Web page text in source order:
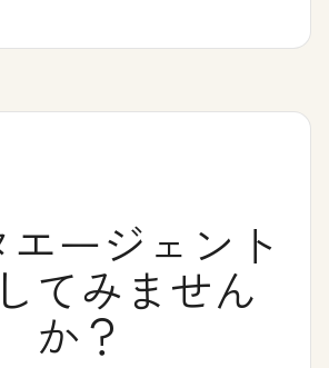
ージェント
てみません
か？